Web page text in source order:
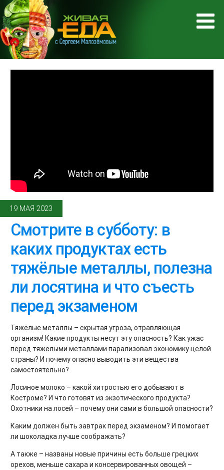
19 МАЯ 2023
Смотрите в субботу: в
каких продуктах есть
тяжёлые металлы, полезна
ли лосятина и что съесть
перед экзаменом
Тяжёлые металлы – скрытая угроза, отравляющая
организм! Какие продукты несут эту опасность? Как ужас
перед тяжёлыми металлами парализовал экономику целой
страны? И почему опасно выводить эти вещества
самостоятельно?
Лосиное молоко – какой хитростью его добывают в
Костроме? И что готовят из экзотического продукта?
Охотники на лосей – почему они сами в большой опасности?
Каким должен быть завтрак перед экзаменом? И помогает
ли шоколадка лучше соображать?
А также – названы новые причины есть больше грецких
орехов, меньше сахара и консервированных овощей –